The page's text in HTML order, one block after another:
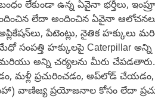
ఉన్న ఏవైనా భర్తీలు,
లేదా అందించిన ఏవైనా
పేటెంట్లు, నైతిక హక్కులు
హక్కులపై Caterpillar అన్ని
అన్ని చర్యలను మీరు చేపడతారు.
మళ్లీ ప్రచురించడం, అప్‌లోడ్ చేయడం,
వాణిజ్య ప్రయోజనాల కోసం లేదా